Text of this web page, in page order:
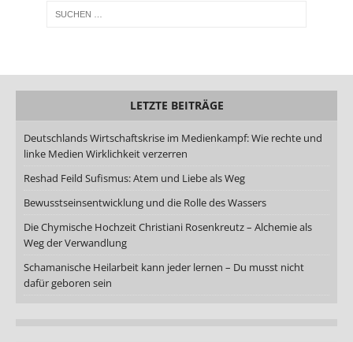
LETZTE BEITRÄGE
Deutschlands Wirtschaftskrise im Medienkampf: Wie rechte und
linke Medien Wirklichkeit verzerren
Reshad Feild Sufismus: Atem und Liebe als Weg
Bewusstseinsentwicklung und die Rolle des Wassers
Die Chymische Hochzeit Christiani Rosenkreutz – Alchemie als
Weg der Verwandlung
Schamanische Heilarbeit kann jeder lernen – Du musst nicht
dafür geboren sein